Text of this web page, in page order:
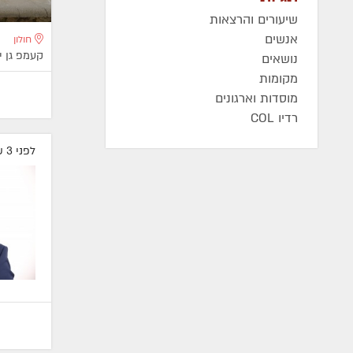
שיעורים והרצאות
אנשים
נושאים
מקומות
מוסדות וארגונים
רדיו COL
חולון
קעמפ גן
לפני 3 שעות